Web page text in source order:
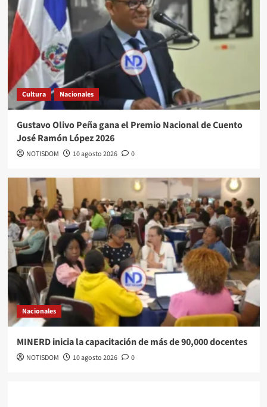
Cultura Nacionales
Gustavo Olivo Peña gana el Premio Nacional de Cuento
José Ramón López 2026
NOTISDOM 10 agosto 2026 0
Nacionales
MINERD inicia la capacitación de más de 90,000 docentes
NOTISDOM 10 agosto 2026 0